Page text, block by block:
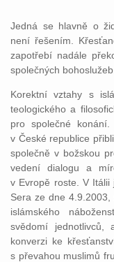
Jedná se hlavně o
není řešením.
zapotřebí nadále
společných bohoslužeb.
Korektní vztahy s
teologického a
pro společné
v České republice
společně v božskou
vedení dialogu a
v Evropě roste. V
Sera ze dne
islámského
svědomí jednotlivců,
konverzi ke
s převahou muslimů